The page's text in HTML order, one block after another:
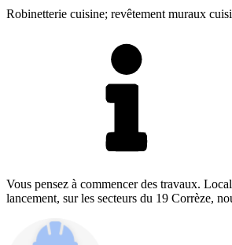
Robinetterie cuisine; revêtement muraux
Vous pensez à commencer des travaux.
lancement, sur les secteurs du 19 Corrèze,